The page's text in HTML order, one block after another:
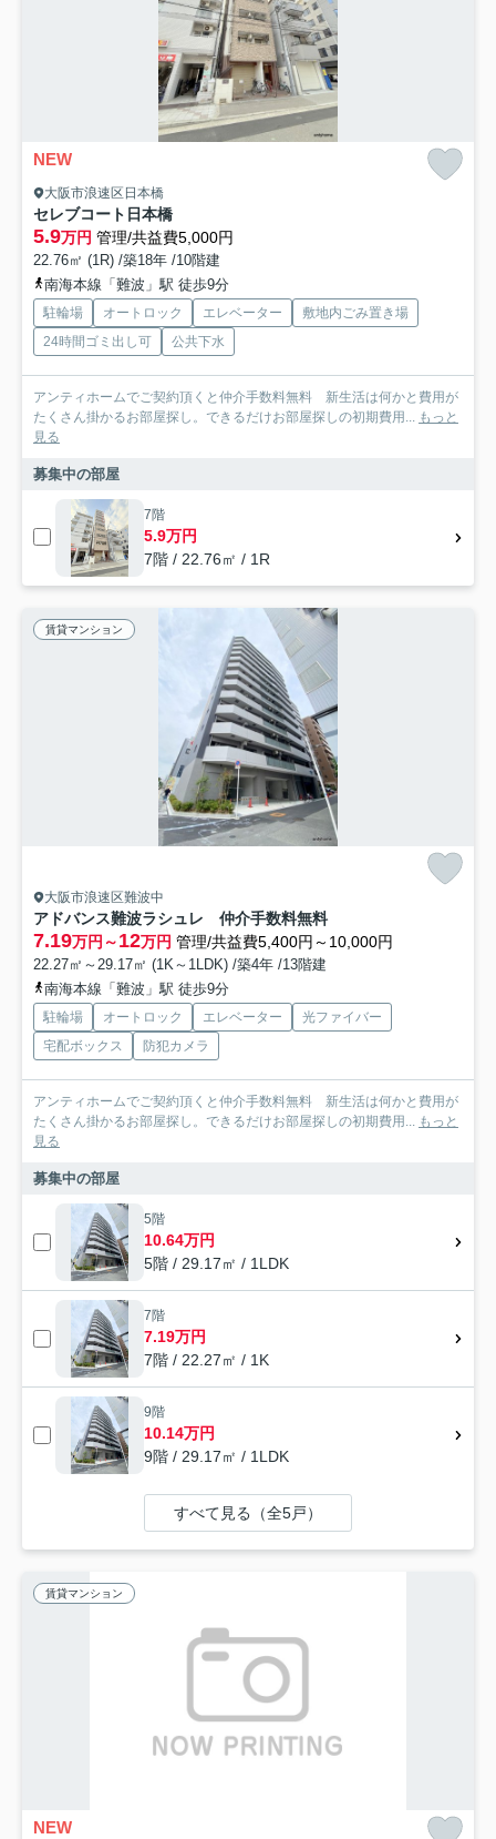
NEW
大阪市浪速区日本橋
セレブコート日本橋
5.9万円 管理/共益費5,000円
22.76㎡ (1R) /築18年 /10階建
南海本線「難波」駅 徒歩9分
駐輪場 オートロック エレベーター
敷地内ごみ置き場
24時間ゴミ出し可
公共下水
アンティホームでご契約頂くと仲介手数料無料 新生活は何かと費用が
たくさん掛かるお部屋探し。できるだけお部屋探しの初期費用... もっと
見る
募集中の部屋
7階
5.9万円
7階 / 22.76㎡ / 1R
賃貸マンション
大阪市浪速区難波中
アドバンス難波ラシュレ 仲介手数料無料
7.19万円～12万円 管理/共益費5,400円～10,000円
22.27㎡～29.17㎡ (1K～1LDK) /築4年 /13階建
南海本線「難波」駅 徒歩9分
駐輪場 オートロック エレベーター
光ファイバー
宅配ボックス
防犯カメラ
アンティホームでご契約頂くと仲介手数料無料 新生活は何かと費用が
たくさん掛かるお部屋探し。できるだけお部屋探しの初期費用... もっと
見る
募集中の部屋
5階
10.64万円
5階 / 29.17㎡ / 1LDK
7階
7.19万円
7階 / 22.27㎡ / 1K
9階
10.14万円
9階 / 29.17㎡ / 1LDK
すべて見る（全5戸）
賃貸マンション
NEW